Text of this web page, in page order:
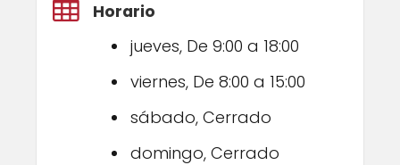
Horario
jueves, De 9:00 a 18:00
viernes, De 8:00 a 15:00
sábado, Cerrado
domingo, Cerrado